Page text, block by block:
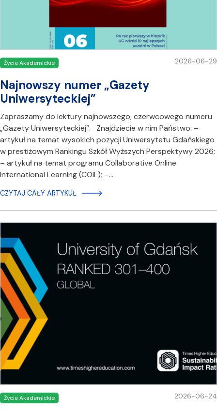
Życie Akademickie 2026-06-29
Najnowszy numer „Gazety
Uniwersyteckiej”
Zapraszamy do lektury najnowszego, czerwcowego numeru
„Gazety Uniwersyteckiej”. Znajdziecie w nim Państwo: –
artykuł na temat wysokich pozycji Uniwersytetu Gdańskiego
w prestiżowym Rankingu Szkół Wyższych Perspektywy 2026;
– artykuł na temat programu Collaborative Online
International Learning (COIL); –…
CZYTAJ CAŁY ARTYKUŁ
Życie Akademickie 2026-06-24